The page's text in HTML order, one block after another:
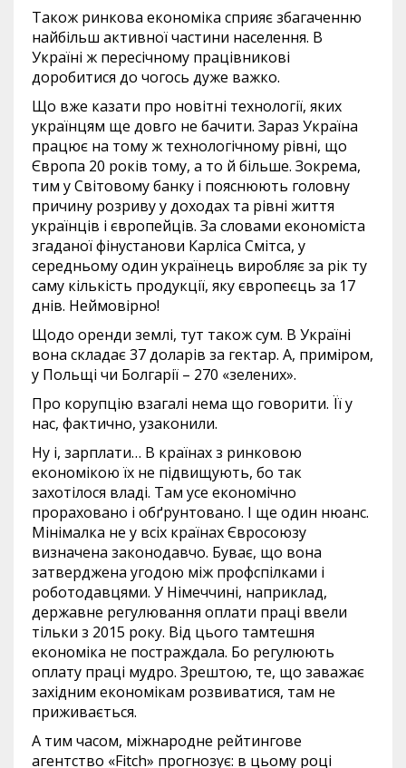
Також ринкова економіка сприяє збагаченню
найбільш активної частини населення. В
Україні ж пересічному працівникові
доробитися до чогось дуже важко.
Що вже казати про новітні технології, яких
українцям ще довго не бачити. Зараз Україна
працює на тому ж технологічному рівні, що
Європа 20 років тому, а то й більше. Зокрема,
тим у Світовому банку і пояснюють головну
причину розриву у доходах та рівні життя
українців і європейців. За словами економіста
згаданої фінустанови Карліса Смітса, у
середньому один українець виробляє за рік ту
саму кількість продукції, яку європеєць за 17
днів. Неймовірно!
Щодо оренди землі, тут також сум. В Україні
вона складає 37 доларів за гектар. А, приміром,
у Польщі чи Болгарії – 270 «зелених».
Про корупцію взагалі нема що говорити. Її у
нас, фактично, узаконили.
Ну і, зарплати… В країнах з ринковою
економікою їх не підвищують, бо так
захотілося владі. Там усе економічно
прораховано і обґрунтовано. І ще один нюанс.
Мінімалка не у всіх країнах Євросоюзу
визначена законодавчо. Буває, що вона
затверджена угодою між профспілками і
роботодавцями. У Німеччині, наприклад,
державне регулювання оплати праці ввели
тільки з 2015 року. Від цього тамтешня
економіка не постраждала. Бо регулюють
оплату праці мудро. Зрештою, те, що заважає
західним економікам розвиватися, там не
приживається.
А тим часом, міжнародне рейтингове
агентство «Fitch» прогнозує: в цьому році